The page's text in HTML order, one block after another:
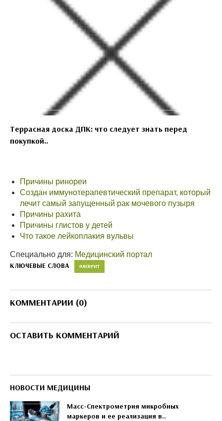
Террасная доска ДПК: что следует знать перед
покупкой..
Причины ринореи
Создан иммунотерапевтический препарат, который
лечит самый запущенный рак мочевого пузыря
Причины рахита
Причины глистов у детей
Что такое лейкоплакия вульвы
Специально для: Медицинский портал
КЛЮЧЕВЫЕ СЛОВА ПЛЕВРИТ
КОММЕНТАРИИ (0)
ОСТАВИТЬ КОММЕНТАРИЙ
НОВОСТИ МЕДИЦИНЫ
Масс-Спектрометрия микробных
маркеров и ее реализация в..